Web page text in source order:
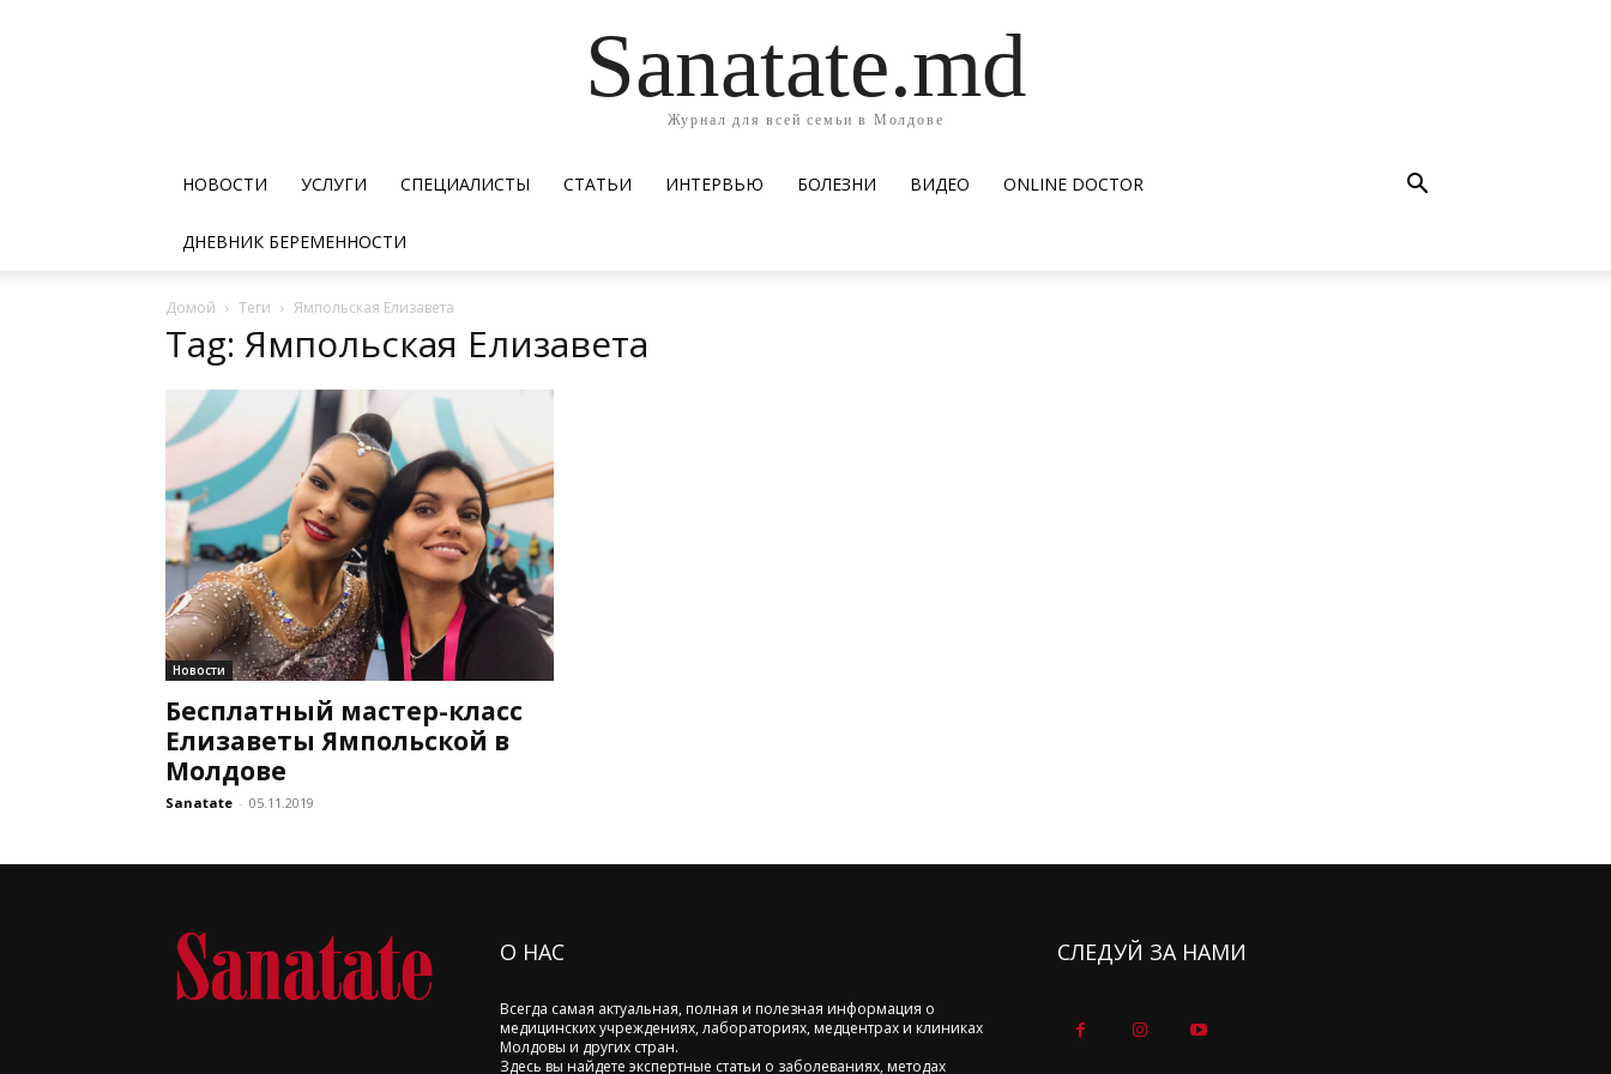
Sanatate.md
Журнал для всей семьи в Молдове
НОВОСТИ УСЛУГИ СПЕЦИАЛИСТЫ СТАТЬИ ИНТЕРВЬЮ БОЛЕЗНИ ВИДЕО ОNLINE DOCTOR
ДНЕВНИК БЕРЕМЕННОСТИ
Домой Теги Ямпольская Елизавета
Tag: Ямпольская Елизавета
Новости
Бесплатный мастер-класс
Елизаветы Ямпольской в
Молдове
Sanatate - 05.11.2019
О НАС
Всегда самая актуальная, полная и полезная информация о
медицинских учреждениях, лабораториях, медцентрах и клиниках
Молдовы и других стран.
Здесь вы найдете экспертные статьи о заболеваниях, методах
СЛЕДУЙ ЗА НАМИ